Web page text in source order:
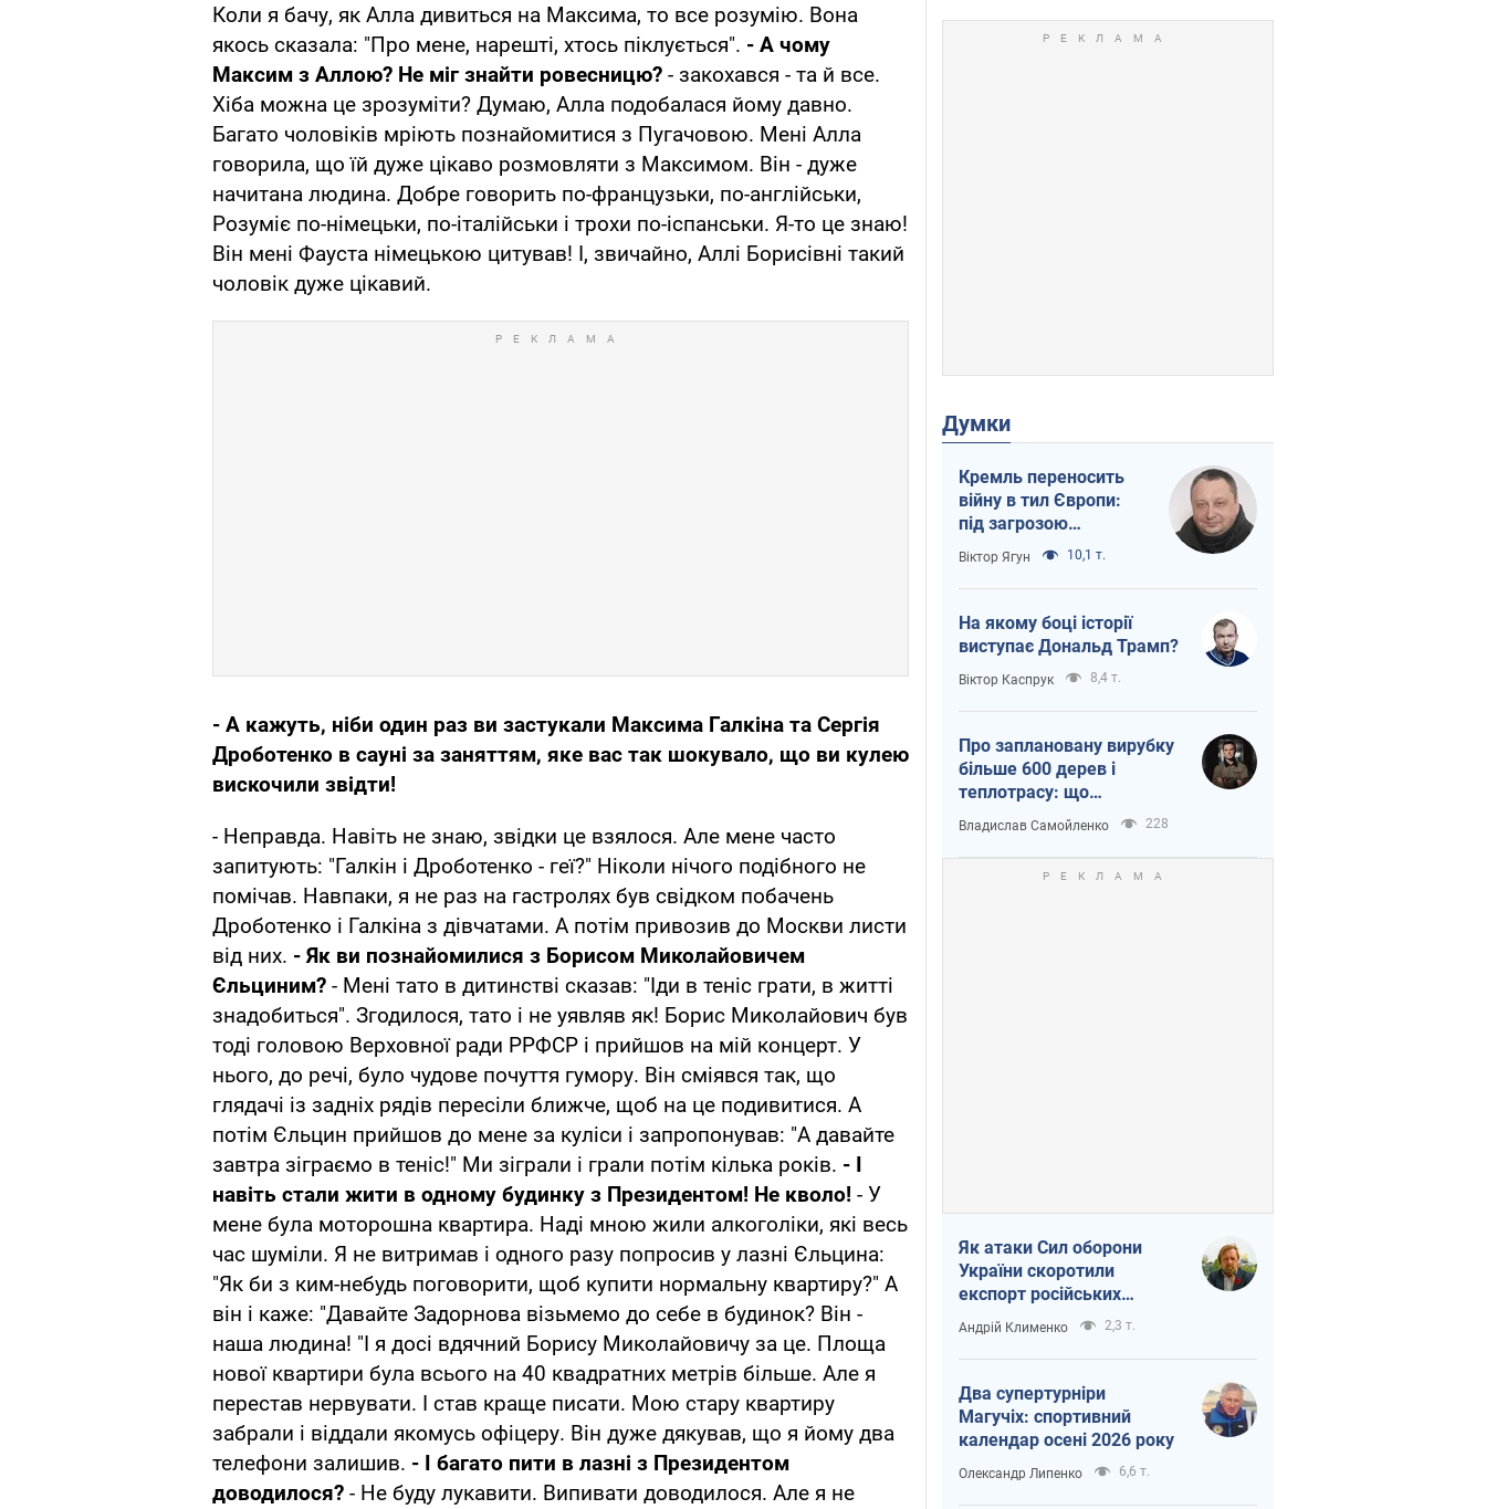
Коли я бачу, як Алла дивиться на Максима, то все розумію. Вона
якось сказала: "Про мене, нарешті, хтось піклується". - А чому
Максим з Аллою? Не міг знайти ровесницю? - закохався - та й все.
Хіба можна це зрозуміти? Думаю, Алла подобалася йому давно.
Багато чоловіків мріють познайомитися з Пугачовою. Мені Алла
говорила, що їй дуже цікаво розмовляти з Максимом. Він - дуже
начитана людина. Добре говорить по-французьки, по-англійськи,
Розуміє по-німецьки, по-італійськи і трохи по-іспанськи. Я-то це знаю!
Він мені Фауста німецькою цитував! І, звичайно, Аллі Борисівні такий
чоловік дуже цікавий.
- А кажуть, ніби один раз ви застукали Максима Галкіна та Сергія
Дроботенко в сауні за заняттям, яке вас так шокувало, що ви кулею
вискочили звідти!
- Неправда. Навіть не знаю, звідки це взялося. Але мене часто
запитують: "Галкін і Дроботенко - геї?" Ніколи нічого подібного не
помічав. Навпаки, я не раз на гастролях був свідком побачень
Дроботенко і Галкіна з дівчатами. А потім привозив до Москви листи
від них. - Як ви познайомилися з Борисом Миколайовичем
Єльциним? - Мені тато в дитинстві сказав: "Іди в теніс грати, в житті
знадобиться". Згодилося, тато і не уявляв як! Борис Миколайович був
тоді головою Верховної ради РРФСР і прийшов на мій концерт. У
нього, до речі, було чудове почуття гумору. Він сміявся так, що
глядачі із задніх рядів пересіли ближче, щоб на це подивитися. А
потім Єльцин прийшов до мене за куліси і запропонував: "А давайте
завтра зіграємо в теніс!" Ми зіграли і грали потім кілька років. - І
навіть стали жити в одному будинку з Президентом! Не кволо! - У
мене була моторошна квартира. Наді мною жили алкоголіки, які весь
час шуміли. Я не витримав і одного разу попросив у лазні Єльцина:
"Як би з ким-небудь поговорити, щоб купити нормальну квартиру?" А
він і каже: "Давайте Задорнова візьмемо до себе в будинок? Він -
наша людина! "І я досі вдячний Борису Миколайовичу за це. Площа
нової квартири була всього на 40 квадратних метрів більше. Але я
перестав нервувати. І став краще писати. Мою стару квартиру
забрали і віддали якомусь офіцеру. Він дуже дякував, що я йому два
телефони залишив. - І багато пити в лазні з Президентом
доводилося? - Не буду лукавити. Випивати доводилося. Але я не
Думки
Кремль переносить
війну в тил Європи:
під загрозою
критична логістика
Віктор Ягун 10,1 т.
На якому боці історії
виступає Дональд Трамп?
Віктор Каспрук 8,4 т.
Про заплановану вирубку
більше 600 дерев і
теплотрасу: що
відбувається на Теремках
у Києві
Владислав Самойленко 228
Як атаки Сил оборони
України скоротили
експорт російських
нафтопродуктів
Андрій Клименко 2,3 т.
Два супертурніри
Магучіх: спортивний
календар осені 2026 року
Олександр Липенко 6,6 т.